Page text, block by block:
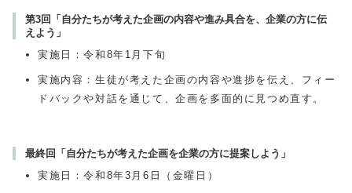
第3回「自分たちが考えた企画の内容や進み具合を、企業の方に伝
えよう」
実施日：令和8年1月下旬
実施内容：生徒が考えた企画の内容や進捗を伝え、フィー
ドバックや対話を通じて、企画を多面的に見つめ直す。
最終回「自分たちが考えた企画を企業の方に提案しよう」
実施日：令和8年3月6日（金曜日）